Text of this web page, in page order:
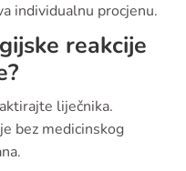
individualnu procjenu.
reakcije
liječnika.
bez medicinskog